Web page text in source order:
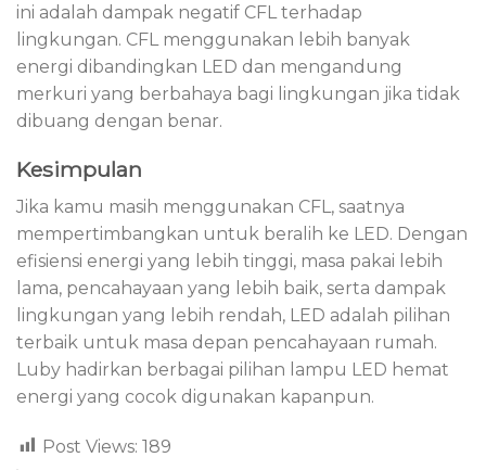
ini adalah dampak negatif CFL terhadap
lingkungan. CFL menggunakan lebih banyak
energi dibandingkan LED dan mengandung
merkuri yang berbahaya bagi lingkungan jika tidak
dibuang dengan benar.
Kesimpulan
Jika kamu masih menggunakan CFL, saatnya
mempertimbangkan untuk beralih ke LED. Dengan
efisiensi energi yang lebih tinggi, masa pakai lebih
lama, pencahayaan yang lebih baik, serta dampak
lingkungan yang lebih rendah, LED adalah pilihan
terbaik untuk masa depan pencahayaan rumah.
Luby hadirkan berbagai pilihan lampu LED hemat
energi yang cocok digunakan kapanpun.
Post Views: 189